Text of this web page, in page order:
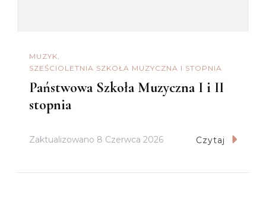
MUZYK
SZEŚCIOLETNIA SZKOŁA MUZYCZNA I STOPNIA
Państwowa Szkoła Muzyczna I i II
stopnia
Zaktualizowano 8 Czerwca 2026 Czytaj